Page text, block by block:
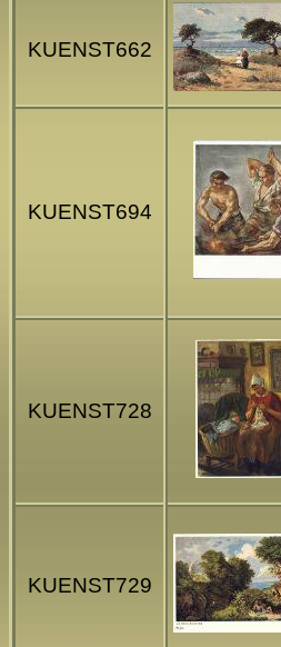
KUENST662
KUENST694
KUENST728
KUENST729